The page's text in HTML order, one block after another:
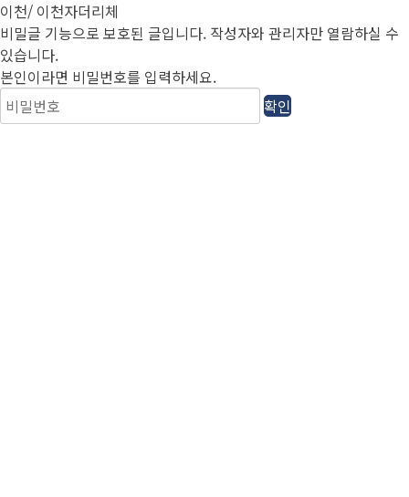
이천/ 이천자더리체
비밀글 기능으로 보호된 글입니다. 작성자와 관리자만 열람하실 수
있습니다.
본인이라면 비밀번호를 입력하세요.